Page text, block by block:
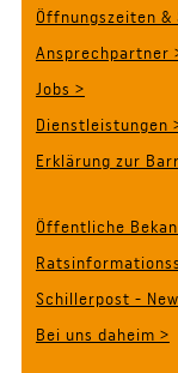
Öffnungszeiten &
Ansprechpartner
Jobs >
Dienstleistungen
Erklärung zur
Öffentliche
Schillerpost -
Bei uns daheim >